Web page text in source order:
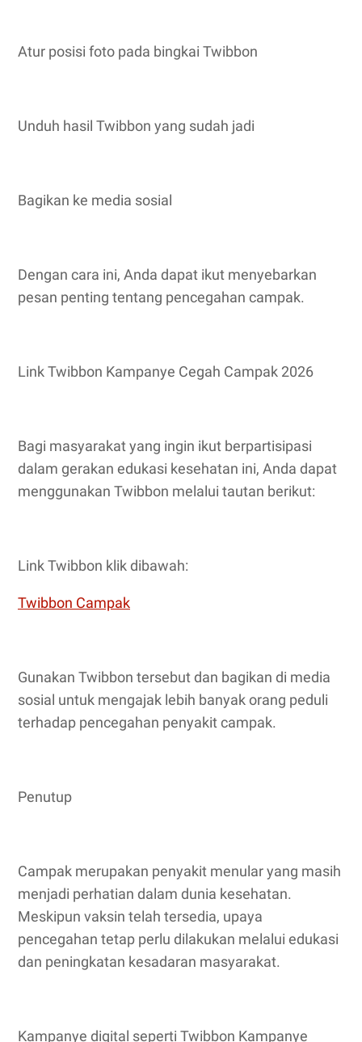
Atur posisi foto pada bingkai Twibbon
Unduh hasil Twibbon yang sudah jadi
Bagikan ke media sosial
Dengan cara ini, Anda dapat ikut menyebarkan
pesan penting tentang pencegahan campak.
Link Twibbon Kampanye Cegah Campak 2026
Bagi masyarakat yang ingin ikut berpartisipasi
dalam gerakan edukasi kesehatan ini, Anda dapat
menggunakan Twibbon melalui tautan berikut:
Link Twibbon klik dibawah:
Twibbon Campak
Gunakan Twibbon tersebut dan bagikan di media
sosial untuk mengajak lebih banyak orang peduli
terhadap pencegahan penyakit campak.
Penutup
Campak merupakan penyakit menular yang masih
menjadi perhatian dalam dunia kesehatan.
Meskipun vaksin telah tersedia, upaya
pencegahan tetap perlu dilakukan melalui edukasi
dan peningkatan kesadaran masyarakat.
Kampanye digital seperti Twibbon Kampanye